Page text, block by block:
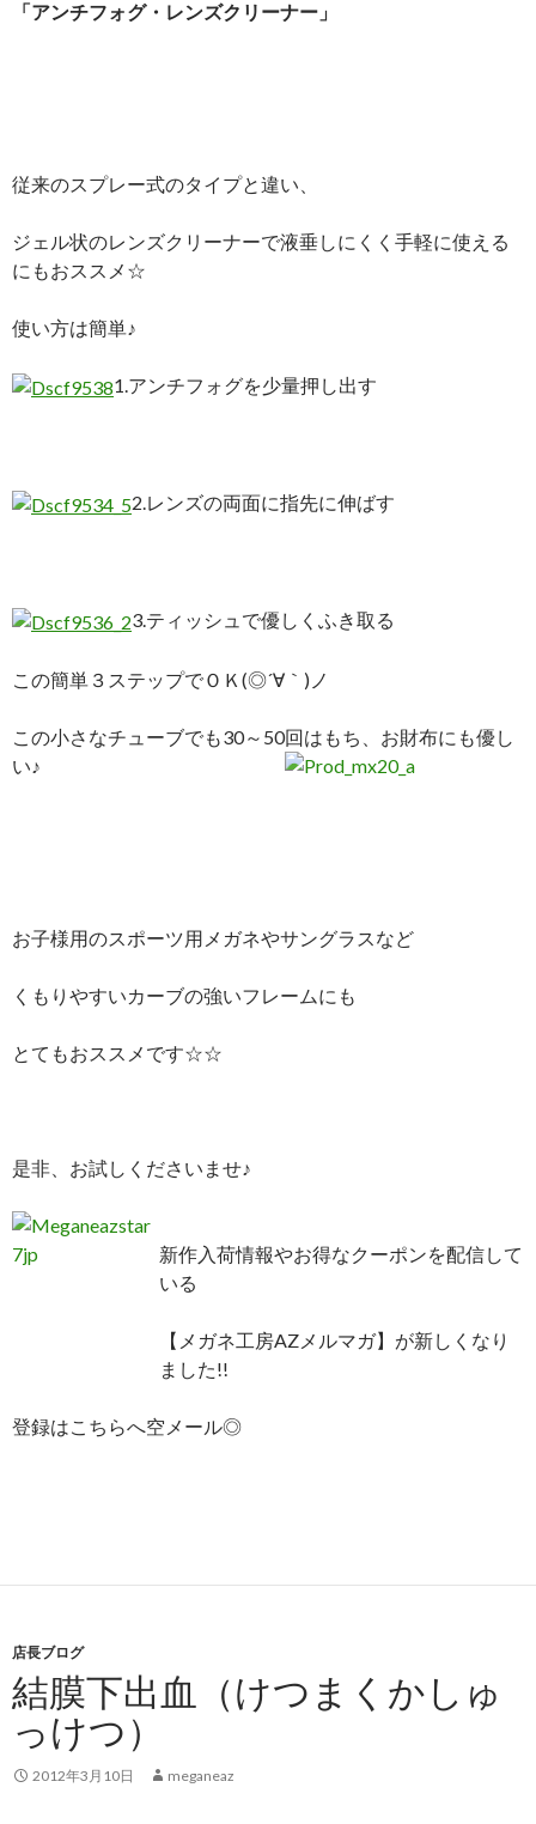
「アンチフォグ・レンズクリーナー」
従来のスプレー式のタイプと違い、
ジェル状のレンズクリーナーで液垂しにくく手軽に使える
にもおススメ☆
使い方は簡単♪
1.アンチフォグを少量押し出す
2.レンズの両面に指先に伸ばす
3.ティッシュで優しくふき取る
この簡単３ステップでＯＫ(◎´∀｀)ノ
この小さなチューブでも30～50回はもち、お財布にも優し
い♪
お子様用のスポーツ用メガネやサングラスなど
くもりやすいカーブの強いフレームにも
とてもおススメです☆☆
是非、お試しくださいませ♪
新作入荷情報やお得なクーポンを配信して
いる
【メガネ工房AZメルマガ】が新しくなり
ました!!
登録はこちらへ空メール◎
店長ブログ
結膜下出血（けつまくかしゅ
っけつ）
2012年3月10日 meganeaz